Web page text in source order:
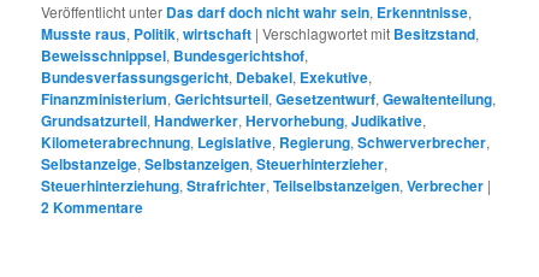
Veröffentlicht unter Das darf doch nicht wahr sein, Erkenntnisse,
Musste raus, Politik,wirtschaft |Verschlagwortet mit Besitzstand,
Beweisschnippsel, Bundesgerichtshof,
Bundesverfassungsgericht, Debakel, Exekutive,
Finanzministerium,Gerichtsurteil,Gesetzentwurf,Gewaltenteilung,
Grundsatzurteil,Handwerker,Hervorhebung,Judikative,
Kilometerabrechnung, Legislative, Regierung,Schwerverbrecher,
Selbstanzeige,Selbstanzeigen,Steuerhinterzieher,
Steuerhinterziehung,Strafrichter,Teilselbstanzeigen,Verbrecher |
2Kommentare